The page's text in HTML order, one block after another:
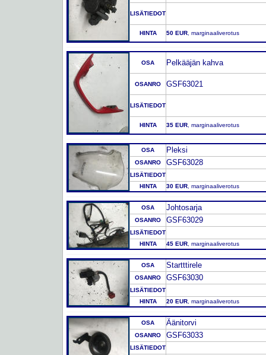
LISÄTIEDOT
HINTA 50 EUR , marginaaliverotus
OSA Pelkääjän kahva
OSANRO GSF63021
LISÄTIEDOT
HINTA 35 EUR , marginaaliverotus
OSA Pleksi
OSANRO GSF63028
LISÄTIEDOT
HINTA
30 EUR , marginaaliverotus
OSA Johtosarja
OSANRO GSF63029
LISÄTIEDOT
HINTA
45 EUR , marginaaliverotus
OSA Startttirele
OSANRO GSF63030
LISÄTIEDOT
HINTA
20 EUR , marginaaliverotus
OSA Äänitorvi
OSANRO GSF63033
LISÄTIEDOT